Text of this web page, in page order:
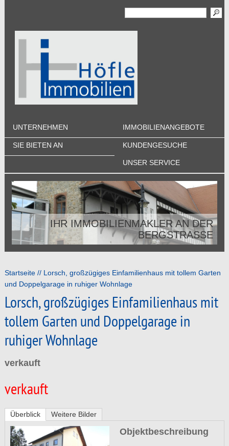
UNTERNEHMEN IMMOBILIENANGEBOTE
SIE BIETEN AN KUNDENGESUCHE
UNSER SERVICE
IHR IMMOBILIENMAKLER AN DER
BERGSTRASSE
Startseite
Lorsch, großzügiges Einfamilienhaus mit tollem Garten
und Doppelgarage in ruhiger Wohnlage
Lorsch, großzügiges Einfamilienhaus mit
tollem Garten und Doppelgarage in
ruhiger Wohnlage
verkauft
verkauft
Überblick Weitere Bilder
Objektbeschreibung